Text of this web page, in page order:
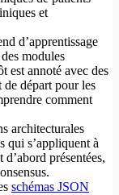
et
d’apprentissage
modules
est annoté avec des
départ pour les
comment
architecturales
qui s’appliquent à
présentées,
schémas JSON